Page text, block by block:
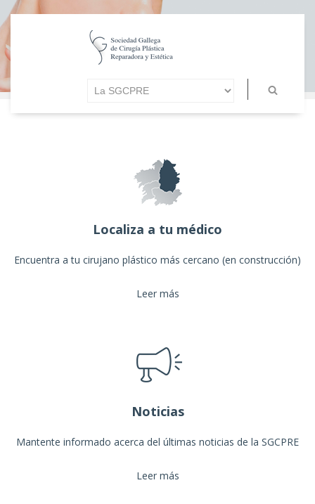
Localiza a tu médico
Encuentra a tu cirujano plástico más cercano (en construcción)
Leer más
Noticias
Mantente informado acerca del últimas noticias de la SGCPRE
Leer más